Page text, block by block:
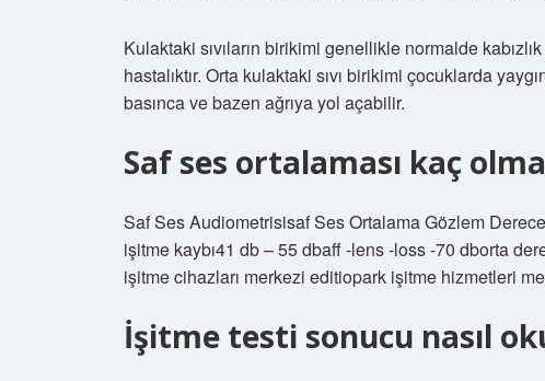
Kulaktaki sıvıların birikimi genellikle normalde
hastalıktır. Orta kulaktaki sıvı birikimi çocuklarda
basınca ve bazen ağrıya yol açabilir.
Saf ses ortalaması kaç
Saf Ses Audiometrisisaf Ses Ortalama Gözlem
işitme kaybı41 db – 55 dbaff -lens -loss -70 dborta
işitme cihazları merkezi editiopark işitme hizmetleri
İşitme testi sonucu nasıl